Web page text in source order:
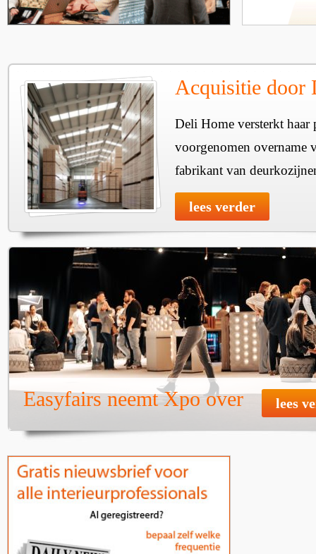
Acquisitie door
Deli Home versterkt haar
voorgenomen overname
fabrikant van
lees verder
Easyfairs neemt Xpo over lees